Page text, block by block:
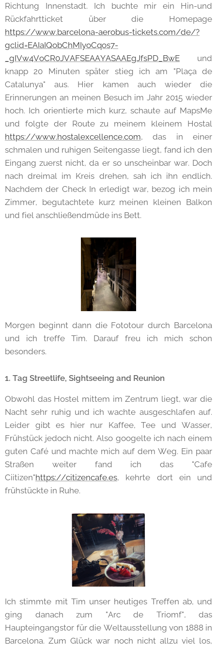
Richtung Innenstadt. Ich buchte mir ein Hin-und
Rückfahrtticket über die Homepage
https://www.barcelona-aerobus-tickets.com/de/?
gclid=EAIaIQobChMIyoCqos7-
_gIVw4VoCR0JVAFSEAAYASAAEgJfsPD_BwE und
knapp 20 Minuten später stieg ich am "Plaça de
Catalunya" aus. Hier kamen auch wieder die
Erinnerungen an meinen Besuch im Jahr 2015 wieder
hoch. Ich orientierte mich kurz, schaute auf MapsMe
und folgte der Route zu meinem kleinem Hostal
https://www.hostalexcellence.com, das in einer
schmalen und ruhigen Seitengasse liegt, fand ich den
Eingang zuerst nicht, da er so unscheinbar war. Doch
nach dreimal im Kreis drehen, sah ich ihn endlich.
Nachdem der Check In erledigt war, bezog ich mein
Zimmer, begutachtete kurz meinen kleinen Balkon
und fiel anschließendmüde ins Bett.
Morgen beginnt dann die Fototour durch Barcelona
und ich treffe Tim. Darauf freu ich mich schon
besonders.
1. Tag Streetlife, Sightseeing and Reunion
Obwohl das Hostel mittem im Zentrum liegt, war die
Nacht sehr ruhig und ich wachte ausgeschlafen auf.
Leider gibt es hier nur Kaffee, Tee und Wasser,
Frühstück jedoch nicht. Also googelte ich nach einem
guten Café und machte mich auf dem Weg. Ein paar
Straßen weiter fand ich das "Cafe
Ciitizen"https://citizencafe.es, kehrte dort ein und
frühstückte in Ruhe.
Ich stimmte mit Tim unser heutiges Treffen ab, und
ging danach zum "Arc de Triomf", das
Haupteingangstor für die Weltausstellung von 1888 in
Barcelona. Zum Glück war noch nicht allzu viel los,